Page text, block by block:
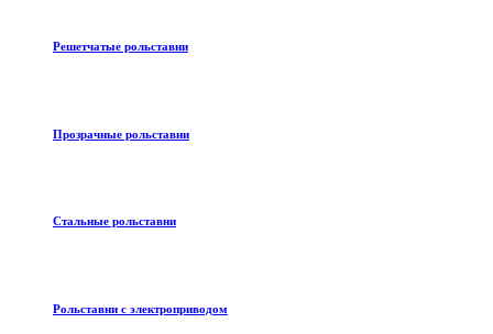
Решетчатые рольставни
Прозрачные рольставни
Стальные рольставни
Рольставни с электроприводом